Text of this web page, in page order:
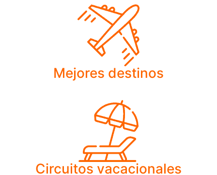
Mejores destinos
Circuitos vacacionales